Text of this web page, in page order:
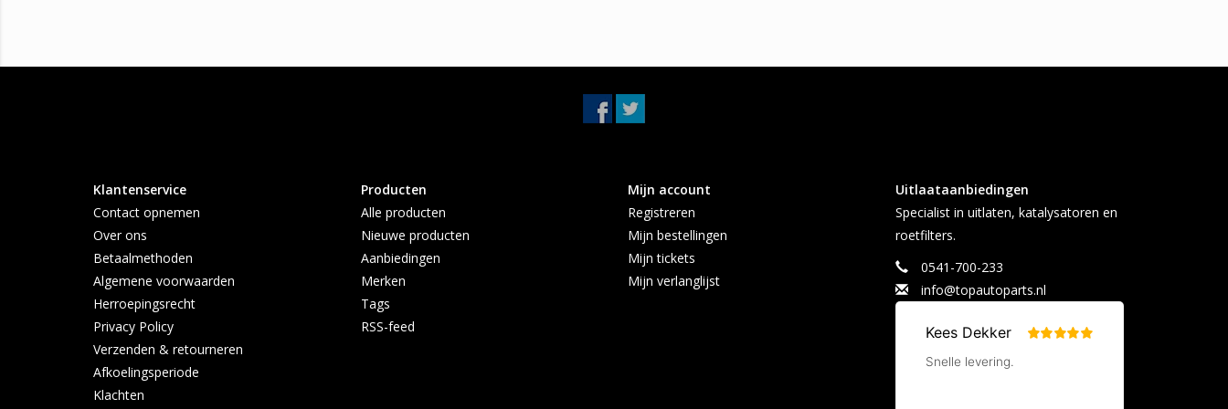
Klantenservice
Contact opnemen
Over ons
Betaalmethoden
Algemene voorwaarden
Herroepingsrecht
Privacy Policy
Verzenden & retourneren
Afkoelingsperiode
Klachten
Producten
Alle producten
Nieuwe producten
Aanbiedingen
Merken
Tags
RSS-feed
Mijn account
Registreren
Mijn bestellingen
Mijn tickets
Mijn verlanglijst
Uitlaataanbiedingen
Specialist in uitlaten, katalysatoren en
roetfilters.
0541-700-233
info@topautoparts.nl